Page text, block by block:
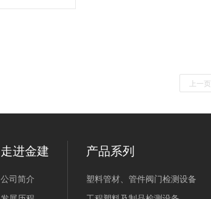
上一页
走进金建
公司简介
产品系列
塑料管材、管件阀门检测设备